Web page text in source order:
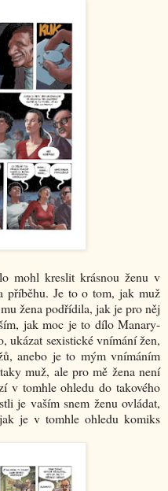
mohl kreslit krásnou ženu v
příběhu. Je to o tom, jak muž
žena podřídila, jak je pro něj
jak moc je to dílo Manary-
ukázat sexistické vnímání žen,
anebo je to mým vnímáním
muž, ale pro mě žena není
v tomhle ohledu do takového
je vaším snem ženu ovládat,
je v tomhle ohledu komiks